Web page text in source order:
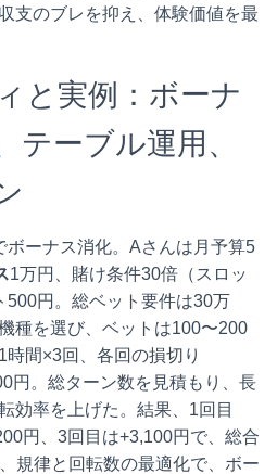
支のブレを抑え、体験価値を最
と実例：ボーナ
テーブル運用、
ボーナス消化。Aさんは月予算5
1万円、賭け条件30倍（スロッ
500円。総ベット要件は30万
種を選び、ベットは100〜200
間×3回、各回の損切り
円。総ターン数を見積もり、長
効率を上げた。結果、1回目
円、3回目は+3,100円で、総合
規律と回転数の最適化で、ボー